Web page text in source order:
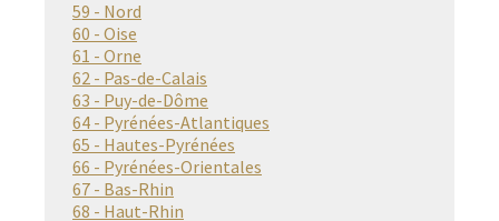
59 - Nord
60 - Oise
61 - Orne
62 - Pas-de-Calais
63 - Puy-de-Dôme
64 - Pyrénées-Atlantiques
65 - Hautes-Pyrénées
66 - Pyrénées-Orientales
67 - Bas-Rhin
68 - Haut-Rhin